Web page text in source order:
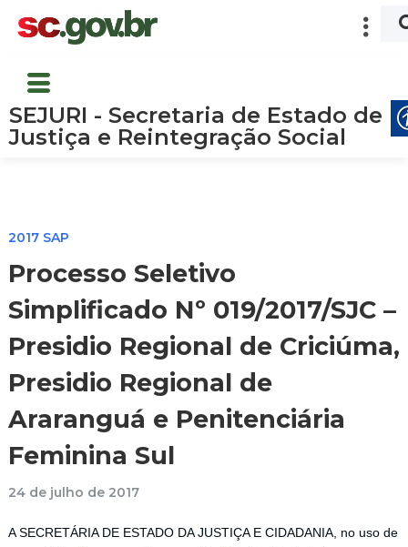
SEJURI - Secretaria de Estado de
Justiça e Reintegração Social
2017 SAP
Processo Seletivo
Simplificado Nº 019/2017/SJC –
Presidio Regional de Criciúma,
Presidio Regional de
Araranguá e Penitenciária
Feminina Sul
24 de julho de 2017
A SECRETÁRIA DE ESTADO DA JUSTIÇA E CIDADANIA, no uso de